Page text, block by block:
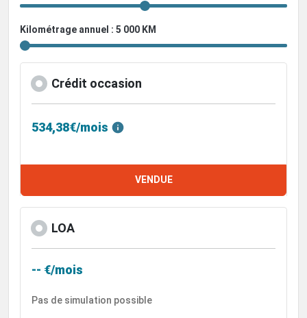
Kilométrage annuel : 5 000 KM
Crédit occasion
534,38€/mois
VENDUE
LOA
-- €/mois
Pas de simulation possible